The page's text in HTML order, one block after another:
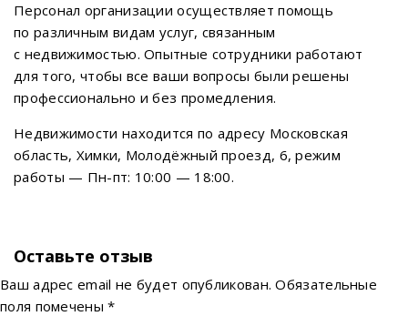
Персонал организации осуществляет помощь
по различным видам услуг, связанным
с недвижимостью. Опытные сотрудники работают
для того, чтобы все ваши вопросы были решены
профессионально и без промедления.
Недвижимости находится по адресу Московская
область, Химки, Молодёжный проезд, 6, режим
работы — Пн-пт: 10:00 — 18:00.
Оставьте отзыв
Ваш адрес email не будет опубликован. Обязательные
поля помечены*